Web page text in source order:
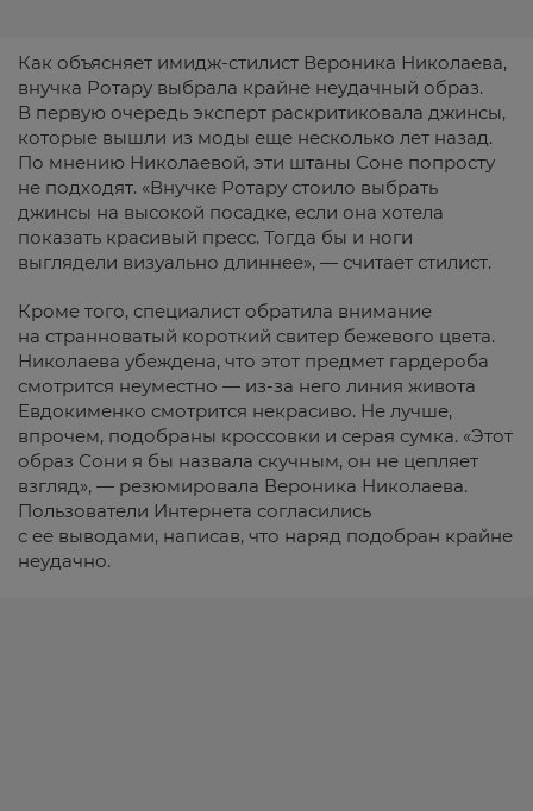
Как объясняет имидж-стилист Вероника Николаева,
внучка Ротару выбрала крайне неудачный образ.
В первую очередь эксперт раскритиковала джинсы,
которые вышли из моды еще несколько лет назад.
По мнению Николаевой, эти штаны Соне попросту
не подходят. «Внучке Ротару стоило выбрать
джинсы на высокой посадке, если она хотела
показать красивый пресс. Тогда бы и ноги
выглядели визуально длиннее», — считает стилист.
Кроме того, специалист обратила внимание
на странноватый короткий свитер бежевого цвета.
Николаева убеждена, что этот предмет гардероба
смотрится неуместно — из-за него линия живота
Евдокименко смотрится некрасиво. Не лучше,
впрочем, подобраны кроссовки и серая сумка. «Этот
образ Сони я бы назвала скучным, он не цепляет
взгляд», — резюмировала Вероника Николаева.
Пользователи Интернета согласились
с ее выводами, написав, что наряд подобран крайне
неудачно.